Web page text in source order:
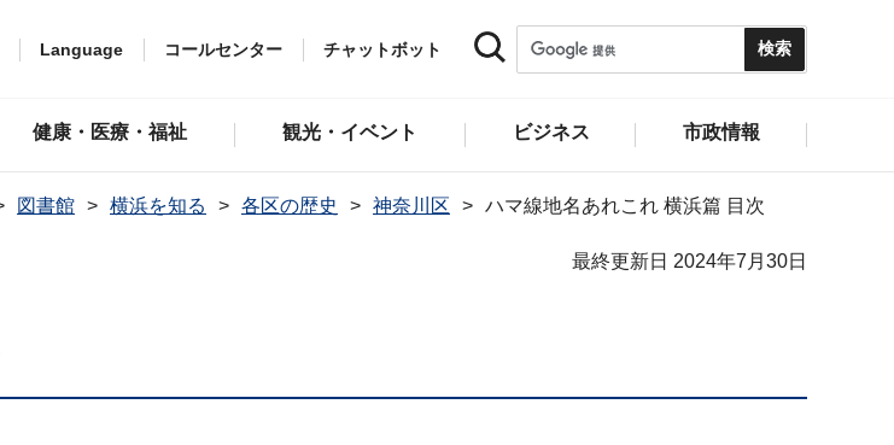
Language コールセンター チャットボット
健康・医療・福祉 観光・イベント ビジネス 市政情報
図書館 横浜を知る 各区の歴史 神奈川区 ハマ線地名あれこれ 横浜篇 目次
最終更新日 2024年7月30日